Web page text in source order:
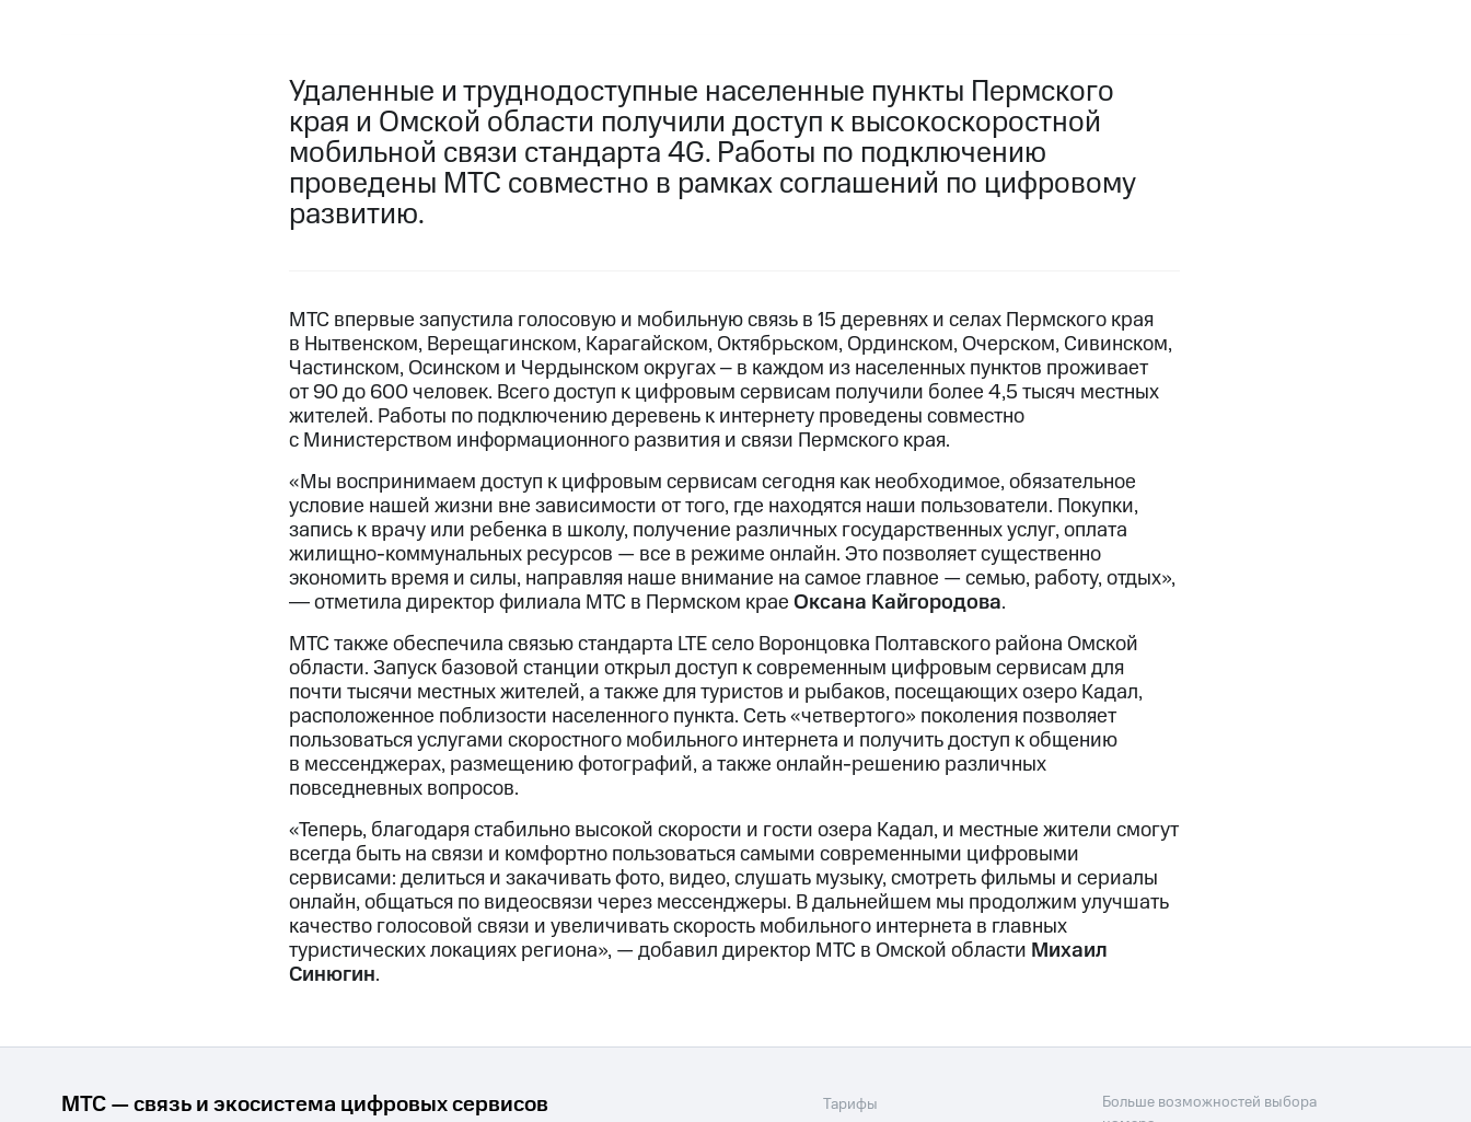
Удаленные и труднодоступные населенные пункты Пермского
края и Омской области получили доступ к высокоскоростной
мобильной связи стандарта 4G. Работы по подключению
проведены МТС совместно в рамках соглашений по цифровому
развитию.
МТС впервые запустила голосовую и мобильную связь в 15 деревнях и селах Пермского края
в Нытвенском, Верещагинском, Карагайском, Октябрьском, Ординском, Очерском, Сивинском,
Частинском, Осинском и Чердынском округах ‒ в каждом из населенных пунктов проживает
от 90 до 600 человек. Всего доступ к цифровым сервисам получили более 4,5 тысяч местных
жителей. Работы по подключению деревень к интернету проведены совместно
с Министерством информационного развития и связи Пермского края.
«Мы воспринимаем доступ к цифровым сервисам сегодня как необходимое, обязательное
условие нашей жизни вне зависимости от того, где находятся наши пользователи. Покупки,
запись к врачу или ребенка в школу, получение различных государственных услуг, оплата
жилищно-коммунальных ресурсов — все в режиме онлайн. Это позволяет существенно
экономить время и силы, направляя наше внимание на самое главное — семью, работу, отдых»,
― отметила директор филиала МТС в Пермском краеОксана Кайгородова.
МТС также обеспечила связью стандарта LTE село Воронцовка Полтавского района Омской
области. Запуск базовой станции открыл доступ к современным цифровым сервисам для
почти тысячи местных жителей, а также для туристов и рыбаков, посещающих озеро Кадал,
расположенное поблизости населенного пункта. Сеть «четвертого» поколения позволяет
пользоваться услугами скоростного мобильного интернета и получить доступ к общению
в мессенджерах, размещению фотографий, а также онлайн-решению различных
повседневных вопросов.
«Теперь, благодаря стабильно высокой скорости и гости озера Кадал, и местные жители смогут
всегда быть на связи и комфортно пользоваться самыми современными цифровыми
сервисами: делиться и закачивать фото, видео, слушать музыку, смотреть фильмы и сериалы
онлайн, общаться по видеосвязи через мессенджеры. В дальнейшем мы продолжим улучшать
качество голосовой связи и увеличивать скорость мобильного интернета в главных
туристических локациях региона», — добавил директор МТС в Омской области Михаил
Синюгин.
МТС — связь и экосистема цифровых сервисов
Тарифы
Больше возможностей выбора